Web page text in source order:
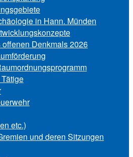
in Hann. Münden
offenen Denkmals 2026
etc.)
und deren Sitzungen